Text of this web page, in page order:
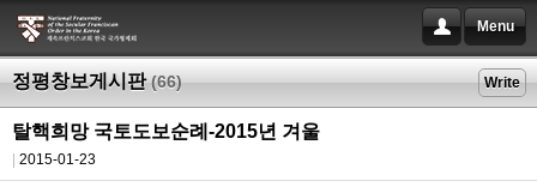
Menu
정평창보게시판 (66) Write
탈핵희망 국토도보순례-2015년 겨울
2015-01-23